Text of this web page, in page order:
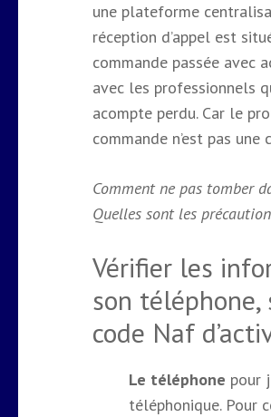
une plateforme
réception d’appel est
commande passée avec
avec les professionnels
acompte perdu. Car le
commande n’est pas une
Comment ne pas tomber
Quelles sont les
Vérifier les
son téléphone,
code Naf
Le téléphone pour
téléphonique. Pour